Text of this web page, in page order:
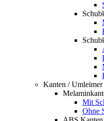
Kanten / Umleimer
Mit
Ohne